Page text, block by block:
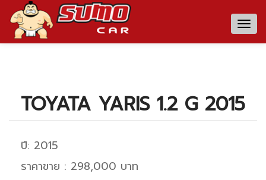
TOYATA YARIS 1.2 G 2015
ปี: 2015
ราคาขาย : 298,000 บาท